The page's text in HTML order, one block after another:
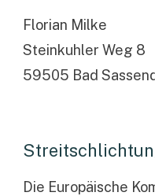
Florian Milke
Steinkuhler Weg 8
59505 Bad
Die Europäische